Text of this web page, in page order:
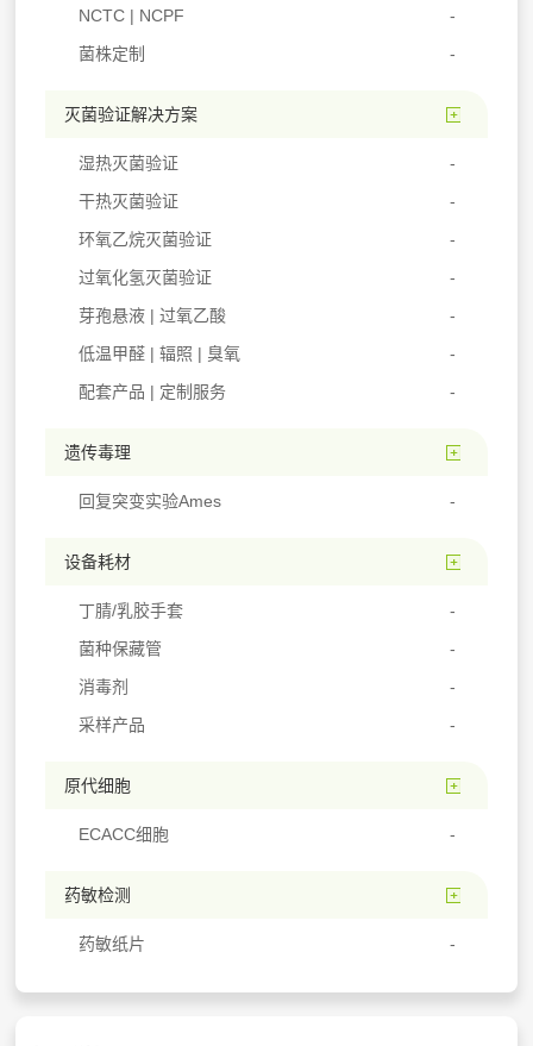
NCTC | NCPF
菌株定制
灭菌验证解决方案
湿热灭菌验证
干热灭菌验证
环氧乙烷灭菌验证
过氧化氢灭菌验证
芽孢悬液 | 过氧乙酸
低温甲醛 | 辐照 | 臭氧
配套产品 | 定制服务
遗传毒理
回复突变实验Ames
设备耗材
丁腈/乳胶手套
菌种保藏管
消毒剂
采样产品
原代细胞
ECACC细胞
药敏检测
药敏纸片